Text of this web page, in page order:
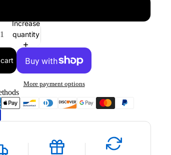
Increase
quantity
More payment options